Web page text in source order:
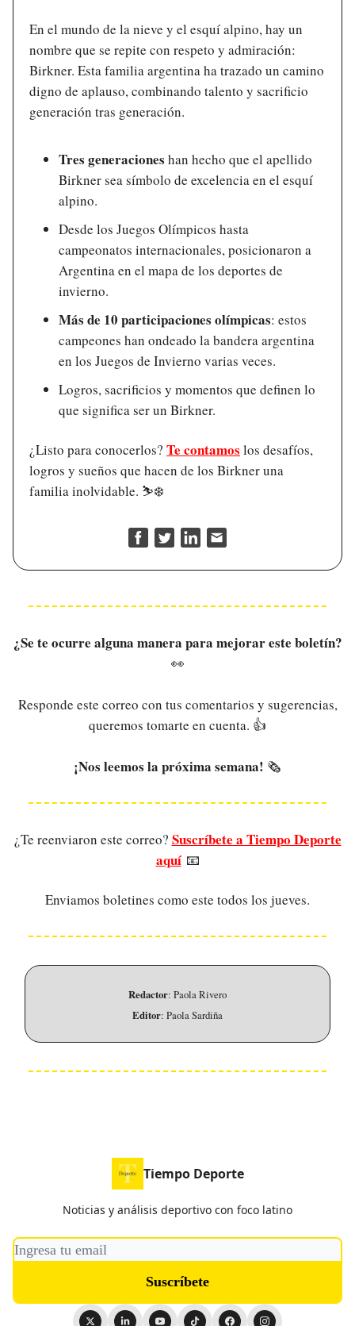
En el mundo de la nieve y el esquí alpino, hay un
nombre que se repite con respeto y admiración:
Birkner. Esta familia argentina ha trazado un camino
digno de aplauso, combinando talento y sacrificio
generación tras generación.
Tres generaciones han hecho que el apellido
Birkner sea símbolo de excelencia en el esquí
alpino.
Desde los Juegos Olímpicos hasta
campeonatos internacionales, posicionaron a
Argentina en el mapa de los deportes de
invierno.
Más de 10 participaciones olímpicas: estos
campeones han ondeado la bandera argentina
en los Juegos de Invierno varias veces.
Logros, sacrificios y momentos que definen lo
que significa ser un Birkner.
¿Listo para conocerlos? Te contamos los desafíos,
logros y sueños que hacen de los Birkner una
familia inolvidable. ⛷️❄️
¿Se te ocurre alguna manera para mejorar este boletín?
👀
Responde este correo con tus comentarios y sugerencias,
queremos tomarte en cuenta. 👍
¡Nos leemos la próxima semana! 🗞️
¿Te reenviaron este correo? Suscríbete a Tiempo Deporte
aquí📧
Enviamos boletines como este todos los jueves.
Redactor: Paola Rivero
Editor: Paola Sardiña
Tiempo Deporte
Noticias y análisis deportivo con foco latino